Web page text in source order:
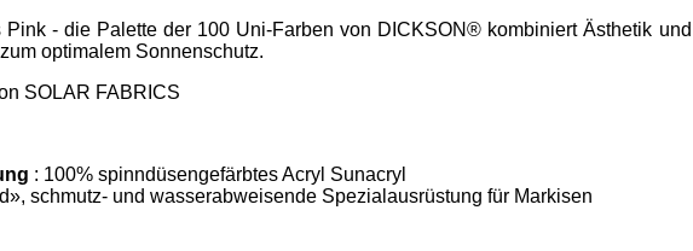
- die Palette der 100 Uni-Farben von DICKSON® kombiniert Ästhetik und
optimalem Sonnenschutz.
SOLAR FABRICS
: 100% spinndüsengefärbtes Acryl Sunacryl
schmutz- und wasserabweisende Spezialausrüstung für Markisen